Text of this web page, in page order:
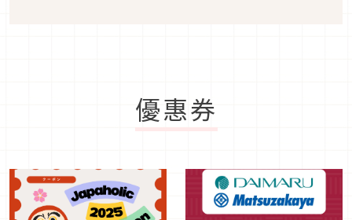
優惠券